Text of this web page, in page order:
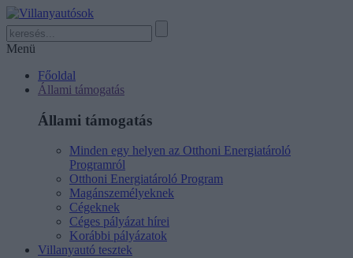
Menü
Főoldal
Állami támogatás
Állami támogatás
Minden egy helyen az Otthoni Energiatároló
Programról
Otthoni Energiatároló Program
Magánszemélyeknek
Cégeknek
Céges pályázat hírei
Korábbi pályázatok
Villanyautó tesztek